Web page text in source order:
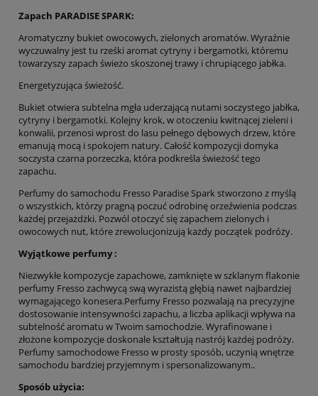
Zapach PARADISE SPARK:
Aromatyczny bukiet owocowych, zielonych aromatów. Wyraźnie
wyczuwalny jest tu rześki aromat cytryny i bergamotki, któremu
towarzyszy zapach świeżo skoszonej trawy i chrupiącego jabłka.
Energetyzująca świeżość.
Bukiet otwiera subtelna mgła uderzającą nutami soczystego jabłka,
cytryny i bergamotki. Kolejny krok, w otoczeniu kwitnącej zieleni i
konwalii, przenosi wprost do lasu pełnego dębowych drzew, które
emanują mocą i spokojem natury. Całość kompozycji domyka
soczysta czarna porzeczka, która podkreśla świeżość tego
zapachu.
Perfumy do samochodu Fresso Paradise Spark stworzono z myślą
o wszystkich, którzy pragną poczuć odrobinę orzeźwienia podczas
każdej przejażdżki. Pozwól otoczyć się zapachem zielonych i
owocowych nut, które zrewolucjonizują każdy początek podróży.
Wyjątkowe perfumy :
Niezwykłe kompozycje zapachowe, zamknięte w szklanym flakonie
perfumy Fresso zachwycą swą wyrazistą głębią nawet najbardziej
wymagającego konesera.Perfumy Fresso pozwalają na precyzyjne
dostosowanie intensywności zapachu, a liczba aplikacji wpływa na
subtelność aromatu w Twoim samochodzie. Wyrafinowane i
złożone kompozycje doskonale kształtują nastrój każdej podróży.
Perfumy samochodowe Fresso w prosty sposób, uczynią wnętrze
samochodu bardziej przyjemnym i spersonalizowanym..
Sposób użycia: